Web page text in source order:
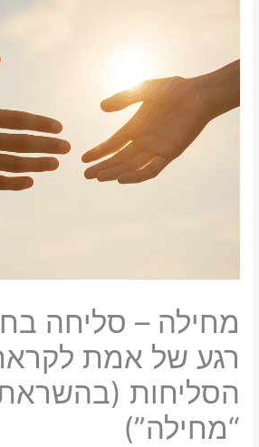
מחילה – סליחה
רגע של אמת
הסליחות
“מחילה”)